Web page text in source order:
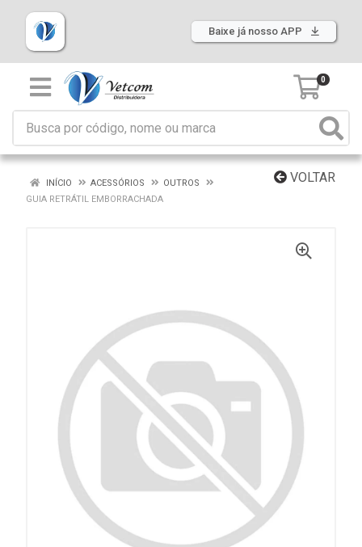
Baixe já nosso APP
0
VOLTAR
INÍCIO ACESSÓRIOS
OUTROS
GUIA RETRÁTIL EMBORRACHADA